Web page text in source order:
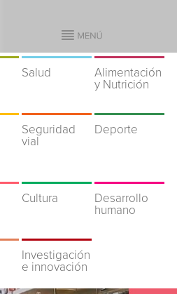
Salud
Alimentación
y Nutrición
Seguridad
vial
Deporte
Cultura
Desarrollo
humano
Investigación
e innovación